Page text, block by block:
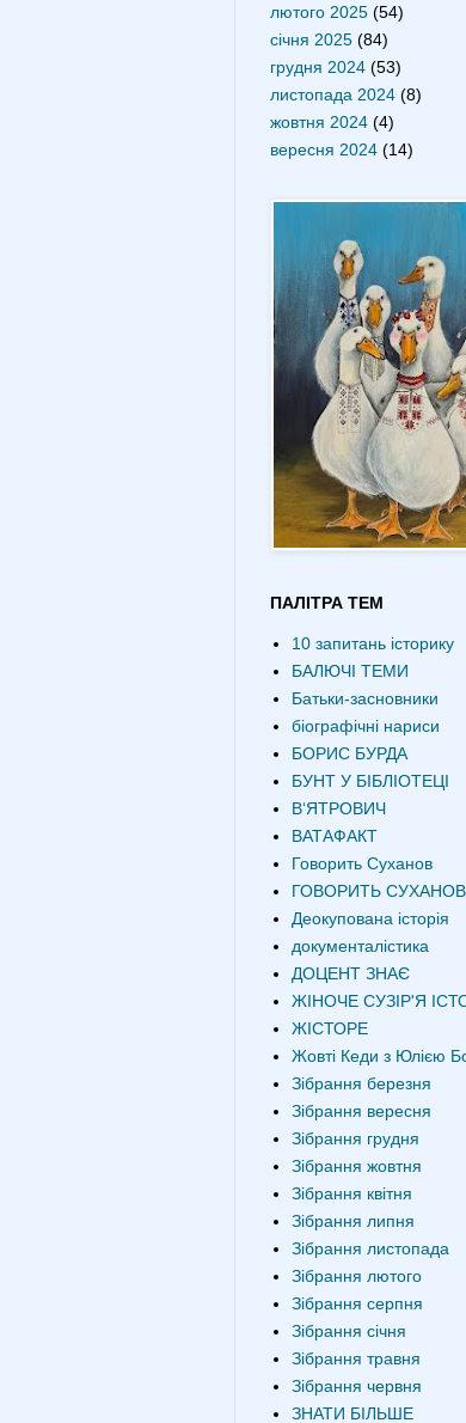
лютого 2025 (54)
січня 2025 (84)
грудня 2024 (53)
листопада 2024 (8)
жовтня 2024 (4)
вересня 2024 (14)
ПАЛІТРА ТЕМ
10 запитань історику
БАЛЮЧІ ТЕМИ
Батьки-засновники
біографічні нариси
БОРИС БУРДА
БУНТ У БІБЛІОТЕЦІ
В‘ЯТРОВИЧ
ВАТАФАКТ
Говорить Суханов
ГОВОРИТЬ СУХАНОВ
Деокупована історія
документалістика
ДОЦЕНТ ЗНАЄ
ЖІНОЧЕ СУЗІР'Я
ЖІСТОРЕ
Жовті Кеди з Юлією
Зібрання березня
Зібрання вересня
Зібрання грудня
Зібрання жовтня
Зібрання квітня
Зібрання липня
Зібрання листопада
Зібрання лютого
Зібрання серпня
Зібрання січня
Зібрання травня
Зібрання червня
ЗНАТИ БІЛЬШЕ